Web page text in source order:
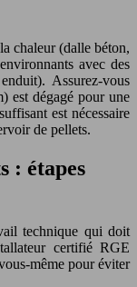
chaleur (dalle béton,
avec des
Assurez-vous
est dégagé pour une
est nécessaire
de pellets.
: étapes
technique qui doit
certifié RGE
même pour éviter